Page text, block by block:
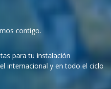
contigo.
para tu instalación
internacional y en todo el ciclo